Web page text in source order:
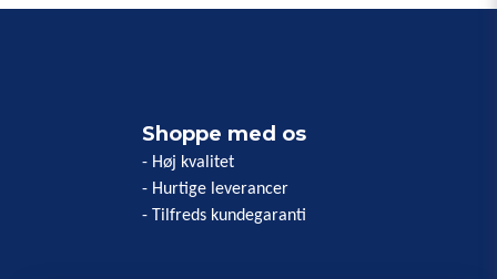
Shoppe med os
- Høj kvalitet
- Hurtige leverancer
- Tilfreds kundegaranti